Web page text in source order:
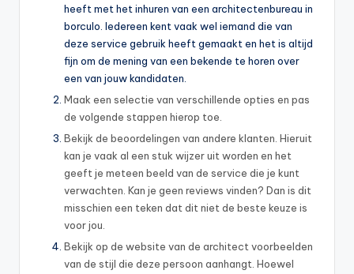
heeft met het inhuren van een architectenbureau in
borculo. Iedereen kent vaak wel iemand die van
deze service gebruik heeft gemaakt en het is altijd
fijn om de mening van een bekende te horen over
een van jouw kandidaten.
Maak een selectie van verschillende opties en pas
de volgende stappen hierop toe.
Bekijk de beoordelingen van andere klanten. Hieruit
kan je vaak al een stuk wijzer uit worden en het
geeft je meteen beeld van de service die je kunt
verwachten. Kan je geen reviews vinden? Dan is dit
misschien een teken dat dit niet de beste keuze is
voor jou.
Bekijk op de website van de architect voorbeelden
van de stijl die deze persoon aanhangt. Hoewel